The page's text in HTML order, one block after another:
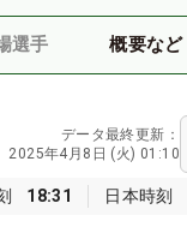
選手 概要など
18:31 日本時刻
データ最終更新：
2025年4月8日 (火) 01:10